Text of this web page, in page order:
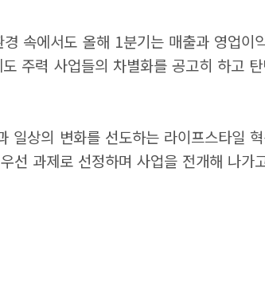
속에서도 올해 1분기는 매출과 영업이
주력 사업들의 차별화를 공고히 하고
상의 변화를 선도하는 라이프스타일
과제로 선정하며 사업을 전개해 나가